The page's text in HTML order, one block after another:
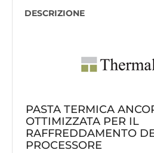
DESCRIZIONE
PASTA TERMICA
OTTIMIZZATA PER IL
RAFFREDDAMENTO
PROCESSORE